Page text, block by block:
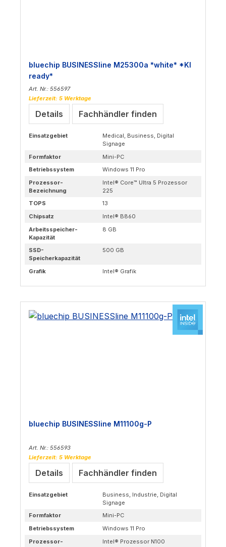
bluechip BUSINESSline M25300a *white* *KI
ready*
Art. Nr.: 556597
Lieferzeit: 5 Werktage
Details Fachhändler finden
Einsatzgebiet
Medical, Business, Digital
Signage
Formfaktor
Mini-PC
Betriebssystem
Windows 11 Pro
Prozessor-
Bezeichnung
Intel® Core™ Ultra 5 Prozessor
225
TOPS
13
Chipsatz
Intel® B860
Arbeitsspeicher-
Kapazität
8 GB
SSD-
Speicherkapazität
500 GB
Grafik Intel® Grafik
bluechip BUSINESSline M11100g-P
Art. Nr.: 556593
Lieferzeit: 5 Werktage
Details Fachhändler finden
Einsatzgebiet
Business, Industrie, Digital
Signage
Formfaktor
Mini-PC
Betriebssystem
Windows 11 Pro
Prozessor-
Intel® Prozessor N100